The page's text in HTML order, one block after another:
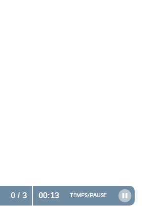
0/ 3 00:14 TEMPS/PAUSE